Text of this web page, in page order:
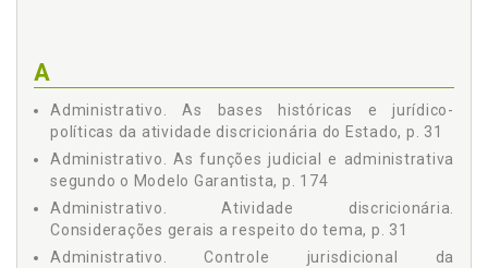
2.5 Moralidade Administrativa: as nascentes concepções
sobre o tema e seu posterior desenvolvimento, p. 55
2.6 Do Estado Liberal ou Legislativo ao Estado
Constitucional de Direito, p. 59
2.7 As Bases Históricas do Estado Constitucional de
Direito, p. 60
2.8 A Idéia de Legalidade no Estado Constitucional de
Direito, p. 71
A
Administrativo. As bases históricas e jurídico-
políticas da atividade discricionária do Estado, p. 31
Administrativo. As funções judicial e administrativa
segundo o Modelo Garantista, p. 174
Administrativo. Atividade discricionária.
Considerações gerais a respeito do tema, p. 31
Administrativo. Controle jurisdicional da